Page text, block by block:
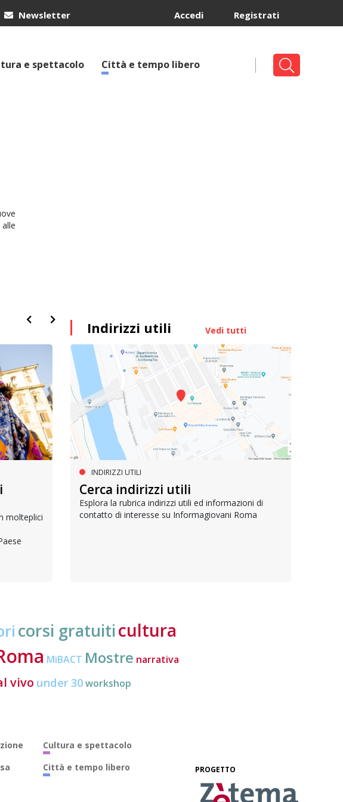
Newsletter Registrati
Accedi
e spettacolo Città e tempo libero
molteplici
SERVIZI SOCIALI E AI CITTADINI
Inclusione e opportunità per
giovani con disabilità
Indirizzi utili Vedi tutti
INDIRIZZI UTILI
Cerca indirizzi utili
Esplora la rubrica indirizzi utili ed informazioni di
contatto di interesse su Informagiovani Roma
corsi gratuiticultura
MiBACT Mostre narrativa
vivo under 30workshop
Cultura e spettacolo
Città e tempo libero
PROGETTO